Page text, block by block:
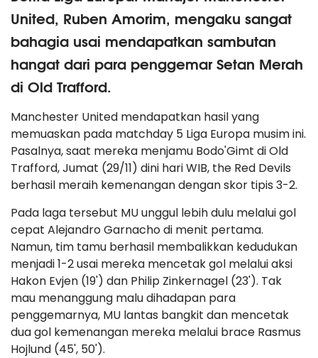
United, Ruben Amorim, mengaku sangat
bahagia usai mendapatkan sambutan
hangat dari para penggemar Setan Merah
di Old Trafford.
Manchester United mendapatkan hasil yang
memuaskan pada matchday 5 Liga Europa musim ini.
Pasalnya, saat mereka menjamu Bodo'Gimt di Old
Trafford, Jumat (29/11) dini hari WIB, the Red Devils
berhasil meraih kemenangan dengan skor tipis 3-2.
Pada laga tersebut MU unggul lebih dulu melalui gol
cepat Alejandro Garnacho di menit pertama.
Namun, tim tamu berhasil membalikkan kedudukan
menjadi 1-2 usai mereka mencetak gol melalui aksi
Hakon Evjen (19') dan Philip Zinkernagel (23'). Tak
mau menanggung malu dihadapan para
penggemarnya, MU lantas bangkit dan mencetak
dua gol kemenangan mereka melalui brace Rasmus
Hojlund (45', 50').